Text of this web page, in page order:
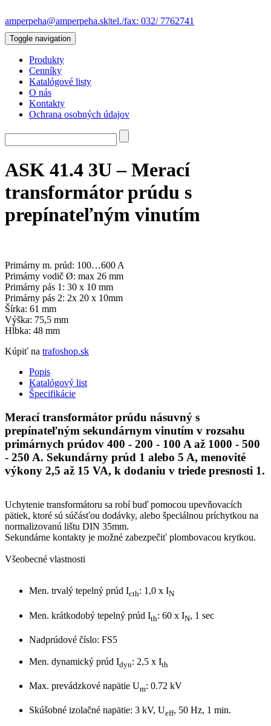
amperpeha@amperpeha.sk|tel./fax: 032/ 7762741
Toggle navigation
Produkty
Cenníky
Katalógové listy
O nás
Kontakty
Ochrana osobných údajov
ASK 41.4 3U – Merací
transformátor prúdu s
prepínateľným vinutím
Primárny m. prúd: 100…600 A
Primárny vodič Ø: max 26 mm
Primárny pás 1: 30 x 10 mm
Primárny pás 2: 2x 20 x 10mm
Šírka: 61 mm
Výška: 75,5 mm
Hĺbka: 48 mm
Kúpiť na trafoshop.sk
Popis
Katalógový list
Špecifikácie
Merací transformátor prúdu násuvný s
prepínateľným sekundárnym vinutím v rozsahu
primárnych prúdov 400 - 200 - 100 A až 1000 - 500
- 250 A. Sekundárny prúd 1 alebo 5 A, menovité
výkony 2,5 až 15 VA, k dodaniu v triede presnosti 1.
Uchytenie transformátoru sa robí buď pomocou upevňovacích
pätiek, ktoré sú súčásťou dodávky, alebo špeciálnou príchytkou na
normalizovanú lištu DIN 35mm.
Sekundárne kontakty je možné zabezpečiť plombovacou krytkou.
Všeobecné vlastnosti
Men. trvalý tepelný prúd Icth: 1,0 x IN
Men. krátkodobý tepelný prúd Ith: 60 x IN, 1 sec
Nadprúdové číslo: FS5
Men. dynamický prúd Idyn: 2,5 x Ith
Max. prevádzkové napätie Um: 0.72 kV
Skúšobné izolačné napätie: 3 kV, Ueff, 50 Hz, 1 min.